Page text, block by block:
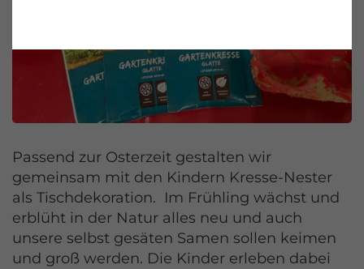
Passend zur Osterzeit gestalten wir
gemeinsam mit den Kindern Kresse-Nester
als Tischdekoration. Im Frühling wächst und
erblüht in der Natur alles neu und auch
unsere selbst gesäten Samen sollen keimen
und groß werden. Die Kinder erleben dabei